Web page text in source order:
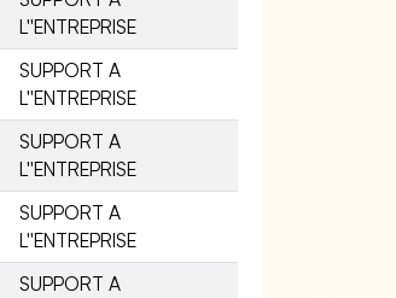
L''ENTREPRISE
SUPPORT A
L''ENTREPRISE
SUPPORT A
L''ENTREPRISE
SUPPORT A
L''ENTREPRISE
SUPPORT A